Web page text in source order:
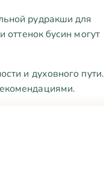
рудракши для
бусин могут
и духовного пути.